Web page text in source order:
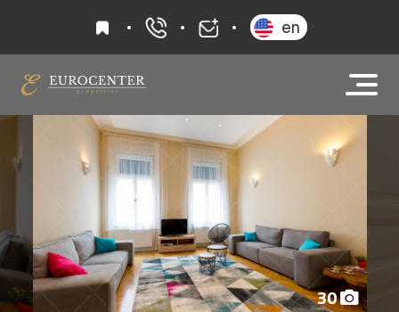
kedvencek+36 20 919 0005
en
30